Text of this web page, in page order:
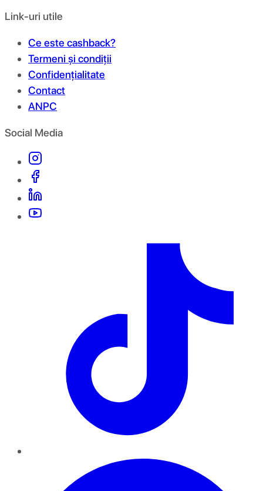
Link-uri utile
Ce este cashback?
Termeni și condiții
Confidențialitate
Contact
ANPC
Social Media